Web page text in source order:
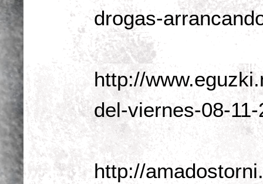
drogas-
http://
del-viernes-08-
http://